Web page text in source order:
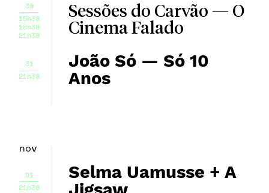
30
15h30
18h30
21h30
Sessões do Carvão — O
Cinema Falado
31
21h30
João Só — Só 10
Anos
nov
01
21h30
Selma Uamusse + A